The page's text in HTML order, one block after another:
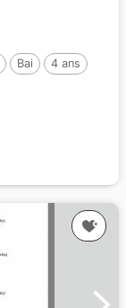
Bai
4 ans